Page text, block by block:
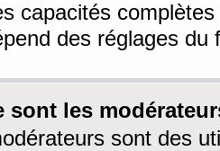
capacités
des réglages du
sont les
sont des